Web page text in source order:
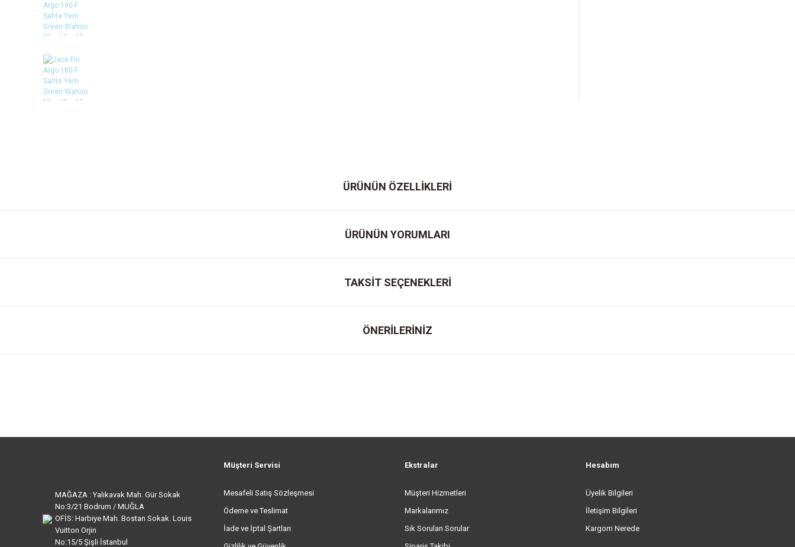
ÜRÜNÜN ÖZELLİKLERİ
ÜRÜNÜN YORUMLARI
TAKSİT SEÇENEKLERİ
ÖNERİLERİNİZ
MAĞAZA : Yalıkavak Mah. Gür Sokak
No:3/21 Bodrum / MUĞLA
OFİS: Harbiye Mah. Bostan Sokak. Louis
Vuitton Orjin
No:15/5 Şişli İstanbul
Müşteri Servisi
Mesafeli Satış Sözleşmesi
Ödeme ve Teslimat
İade ve İptal Şartları
Ekstralar
Müşteri Hizmetleri
Markalarımız
Sık Sorulan Sorular
Hesabım
Üyelik Bilgileri
İletişim Bilgileri
Kargom Nerede